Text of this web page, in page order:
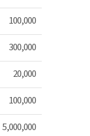
100,000
300,000
20,000
100,000
5,000,000